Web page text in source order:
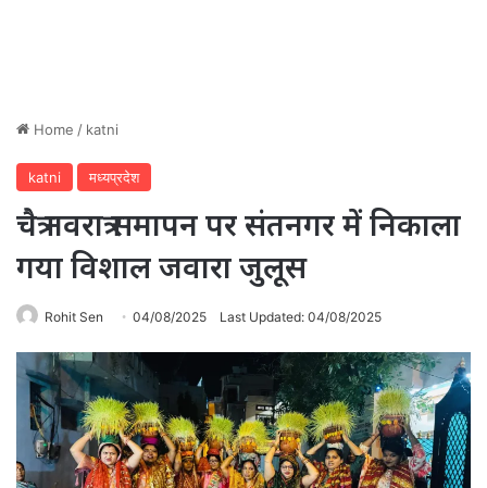
Home / katni
katni मध्यप्रदेश
चैत्र नवरात्र समापन पर संतनगर में निकाला
गया विशाल जवारा जुलूस
Rohit Sen 04/08/2025 Last Updated: 04/08/2025